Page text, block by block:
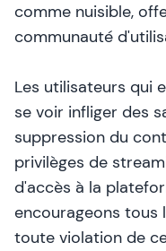
comme nuisible,
communauté
Les utilisateurs qui
se voir infliger des
suppression du
privilèges de
d'accès à la
encourageons tous
toute violation de